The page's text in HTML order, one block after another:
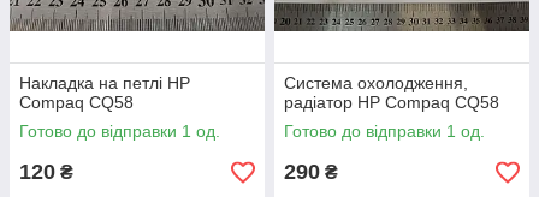
Накладка на петлі HP
Compaq CQ58
Готово до відправки 1 од.
120 ₴
Система охолодження,
радіатор HP Compaq CQ58
Готово до відправки 1 од.
290 ₴